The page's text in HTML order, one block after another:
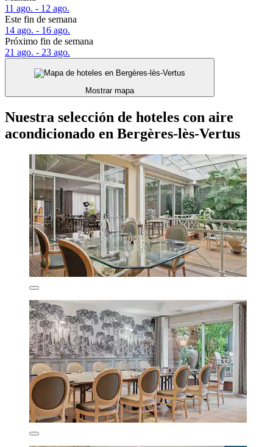
11 ago. - 12 ago.
Este fin de semana
14 ago. - 16 ago.
Próximo fin de semana
21 ago. - 23 ago.
Mostrar mapa
Nuestra selección de hoteles con aire
acondicionado en Bergères-lès-Vertus